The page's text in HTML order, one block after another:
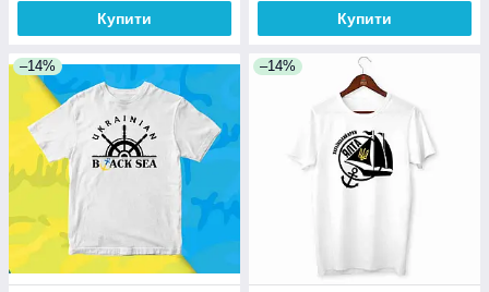
Купити Купити
–14% –14%